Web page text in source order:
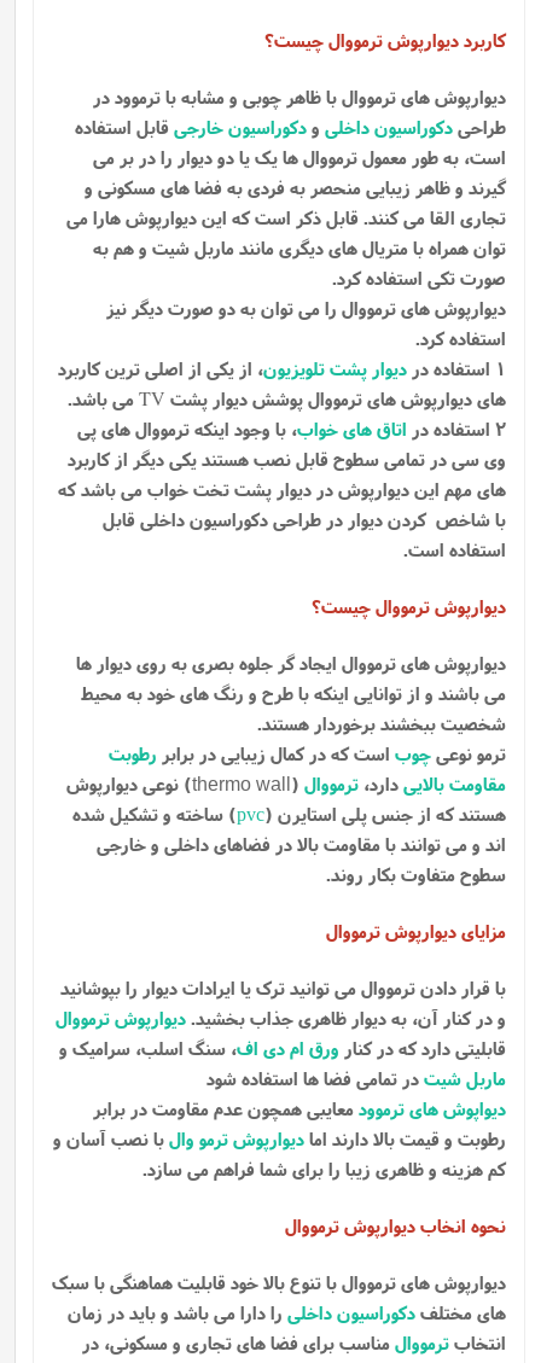
کاربرد دیوارپوش ترمووال چیست؟
دیوارپوش های ترمووال با ظاهر چوبی و مشابه با ترموود در
طراحیدکوراسیون داخلی ودکوراسیون خارجی قابل استفاده
است، به طور معمول ترمووال ها یک یا دو دیوار را در بر می
گیرند و ظاهر زیبایی منحصر به فردی به فضا های مسکونی و
تجاری القا می کنند. قابل ذکر است که این دیوارپوش هارا می
توان همراه با متریال های دیگری مانند ماربل شیت و هم به
صورت تکی استفاده کرد.
دیوارپوش های ترمووال را می توان به دو صورت دیگر نیز
استفاده کرد.
1 استفاده در
دیوار پشت تلویزیون، از یکی از اصلی ترین کاربرد
های دیوارپوش های ترمووال پوشش دیوار پشت TVمی باشد.
2 استفاده در
اتاق های خواب، با وجود اینکه ترمووال های پی
وی سی در تمامی سطوح قابل نصب هستند یکی دیگر از کاربرد
های مهم این دیوارپوش در دیوار پشت تخت خواب می باشد که
با شاخص کردن دیوار در طراحی دکوراسیون داخلی قابل
استفاده است.
دیوارپوش ترمووال چیست؟
دیوارپوش های ترمووال ایجاد گر جلوه بصری به روی دیوار ها
می باشند و از توانایی اینکه با طرح و رنگ های خود به محیط
شخصیت ببخشند برخوردار هستند.
ترمو نوعیچوب است که در کمال زیبایی در برابر رطوبت
مقاومت بالاییدارد، ترمووال (
thermo wall) نوعی دیوارپوش
هستند که از جنس پلی استایرن (pvc) ساخته و تشکیل شده
اند و می توانند با مقاومت بالا در فضاهای داخلی و خارجی
سطوح متفاوت بکار روند.
مزایای دیوارپوش ترمووال
با قرار دادن ترمووال می توانید ترک یا ایرادات دیوار را بپوشانید
و در کنار آن، به دیوار ظاهری جذاب بخشید.دیوارپوش ترمووال
قابلیتی دارد که در کنار ورق ام دی اف، سنگ اسلب، سرامیک و
ماربل شیتدر تمامی فضا ها استفاده شود
دیواپوش های ترموودمعایبی همچون عدم مقاومت در برابر
رطوبت و قیمت بالا دارند امادیوارپوش ترمو والبا نصب آسان و
کم هزینه و ظاهری زیبا را برای شما فراهم می سازد.
نحوه انخاب دیوارپوش ترمووال
دیوارپوش های ترمووال با تنوع بالا خود قابلیت هماهنگی با سبک
های مختلفدکوراسیون داخلی را دارا می باشد و باید در زمان
انتخابترمووالمناسب برای فضا های تجاری و مسکونی، در